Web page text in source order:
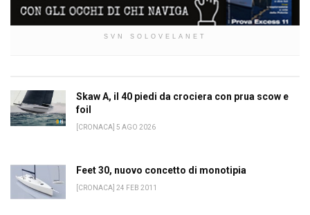
SVN SOLOVELANET
Skaw A, il 40 piedi da crociera con prua scow e
foil
[CRONACA] 5 AGO 2026
Feet 30, nuovo concetto di monotipia
[CRONACA] 24 FEB 2011